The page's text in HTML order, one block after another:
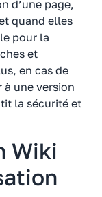
d’une page,
quand elles
pour la
et
en cas de
une version
la sécurité et
Wiki